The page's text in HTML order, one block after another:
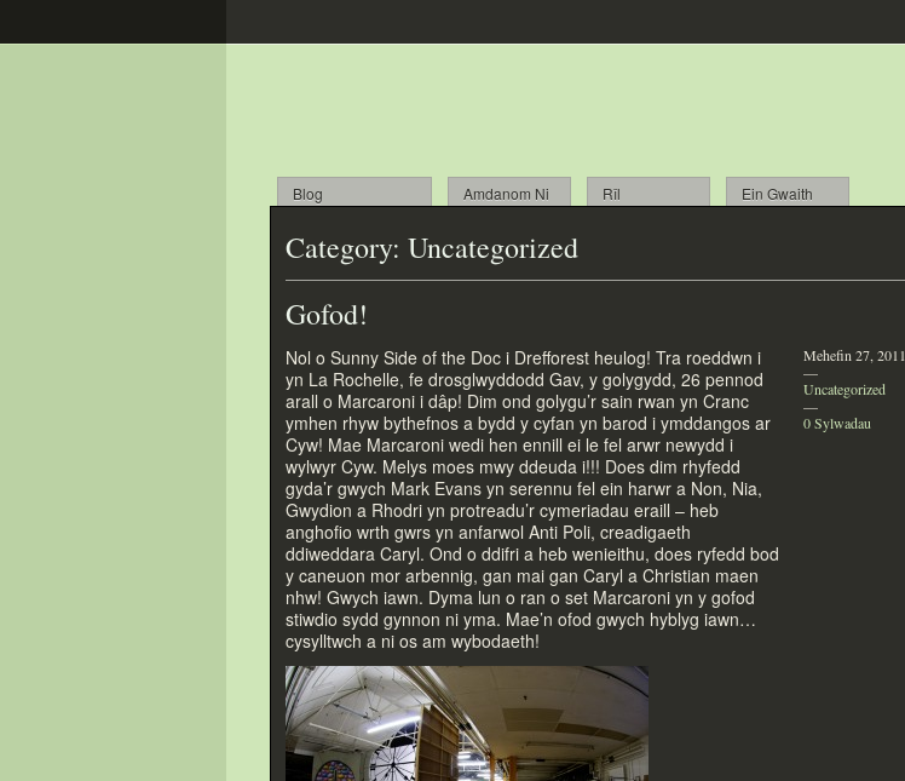
Blog Amdanom Ni Rîl Ein Gwaith
Category: Uncategorized
Gofod!
Nol o Sunny Side of the Doc i Drefforest heulog! Tra roeddwn i
yn La Rochelle, fe drosglwyddodd Gav, y golygydd, 26 pennod
arall o Marcaroni i dâp! Dim ond golygu’r sain rwan yn Cranc
ymhen rhyw bythefnos a bydd y cyfan yn barod i ymddangos ar
Cyw! Mae Marcaroni wedi hen ennill ei le fel arwr newydd i
wylwyr Cyw. Melys moes mwy ddeuda i!!! Does dim rhyfedd
gyda’r gwych Mark Evans yn serennu fel ein harwr a Non, Nia,
Gwydion a Rhodri yn protreadu’r cymeriadau eraill – heb
anghofio wrth gwrs yn anfarwol Anti Poli, creadigaeth
ddiweddara Caryl. Ond o ddifri a heb wenieithu, does ryfedd bod
y caneuon mor arbennig, gan mai gan Caryl a Christian maen
nhw! Gwych iawn. Dyma lun o ran o set Marcaroni yn y gofod
stiwdio sydd gynnon ni yma. Mae’n ofod gwych hyblyg iawn…
cysylltwch a ni os am wybodaeth!
Mehefin 27, 2011
—
Uncategorized
—
0 Sylwadau